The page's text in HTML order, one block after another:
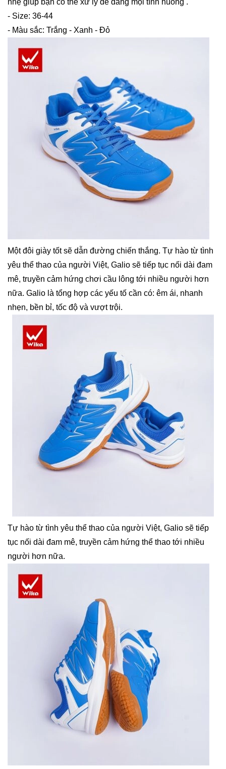
nhẹ giúp bạn có thể xử lý dễ dàng mọi tình huống .
- Size: 36-44
- Màu sắc: Trắng - Xanh - Đỏ
Một đôi giày tốt sẽ dẫn đường chiến thắng. Tự hào từ tình
yêu thể thao của người Việt, Galio sẽ tiếp tục nối dài đam
mê, truyền cảm hứng chơi cầu lông tới nhiều người hơn
nữa. Galio là tổng hợp các yếu tố cần có: êm ái, nhanh
nhẹn, bền bỉ, tốc độ và vượt trội.
Tự hào từ tình yêu thể thao của người Việt, Galio sẽ tiếp
tục nối dài đam mê, truyền cảm hứng thể thao tới nhiều
người hơn nữa.